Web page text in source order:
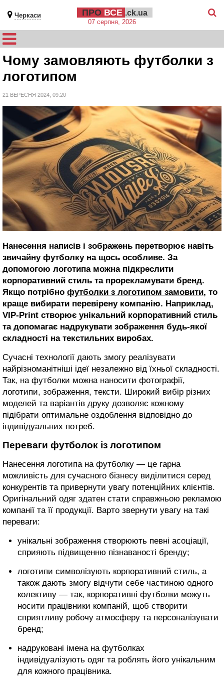
Черкаси ПРО ВСЕ .ck.ua
07 серпня, 2026
Чому замовляють футболки з
логотипом
21 ВЕРЕСНЯ 2024, 09:20
Нанесення написів і зображень перетворює навіть
звичайну футболку на щось особливе. За
допомогою логотипа можна підкреслити
корпоративний стиль та прорекламувати бренд.
Якщо потрібно футболки з логотипом замовити, то
краще вибирати перевірену компанію. Наприклад,
VIP-Print створює унікальний корпоративний стиль
та допомагає надрукувати зображення будь-якої
складності на текстильних виробах.
Сучасні технології дають змогу реалізувати
найрізноманітніші ідеї незалежно від їхньої складності.
Так, на футболки можна наносити фотографії,
логотипи, зображення, тексти. Широкий вибір різних
моделей та варіантів друку дозволяє кожному
підібрати оптимальне оздоблення відповідно до
індивідуальних потреб.
Переваги футболок із логотипом
Нанесення логотипа на футболку — це гарна
можливість для сучасного бізнесу виділитися серед
конкурентів та привернути увагу потенційних клієнтів.
Оригінальний одяг здатен стати справжньою рекламою
компанії та її продукції. Варто звернути увагу на такі
переваги:
унікальні зображення створюють певні асоціації,
сприяють підвищенню пізнаваності бренду;
логотипи символізують корпоративний стиль, а
також дають змогу відчути себе частиною одного
колективу — так, корпоративні футболки можуть
носити працівники компаній, щоб створити
сприятливу робочу атмосферу та персоналізувати
бренд;
надруковані імена на футболках
індивідуалізують одяг та роблять його унікальним
для кожного працівника.